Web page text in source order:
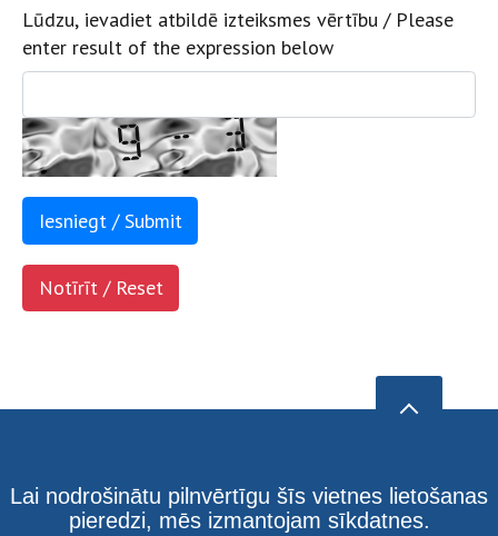
Lūdzu, ievadiet atbildē izteiksmes vērtību / Please
enter result of the expression below
Lai nodrošinātu pilnvērtīgu šīs vietnes lietošanas
pieredzi, mēs izmantojam sīkdatnes.